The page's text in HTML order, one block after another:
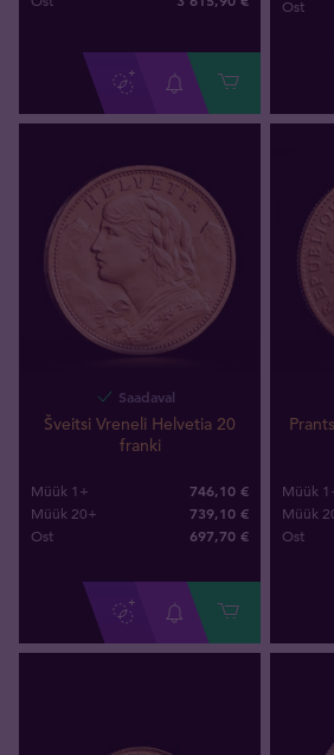
Ost
Saadaval
Šveitsi Vreneli Helvetia 20
franki
Müük 1+ 746,10 €
Müük 20+ 739,10 €
Ost 697,70 €
Müük
Müük
Ost